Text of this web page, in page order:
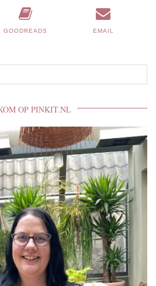
GOODREADS EMAIL
OP PINKIT.NL